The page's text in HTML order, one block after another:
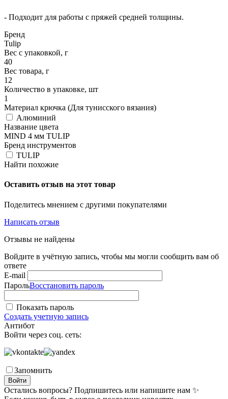
- Подходит для работы с пряжей средней толщины.
Бренд
Tulip
Вес с упаковкой, г
40
Вес товара, г
12
Количество в упаковке, шт
1
Материал крючка (Для тунисского вязания)
Алюминий
Название цвета
MIND 4 мм TULIP
Бренд инструментов
TULIP
Найти похожие
Оставить отзыв на этот товар
Поделитесь мнением с другими покупателями
Написать отзыв
Отзывы не найдены
Войдите в учётную запись, чтобы мы могли сообщить вам об
ответе
E-mail
ПарольВосстановить пароль
Показать пароль
Создать учетную запись
Антибот
Войти через соц. сеть:
Запомнить
Войти
Остались вопросы? Подпишитесь или напишите нам ✨